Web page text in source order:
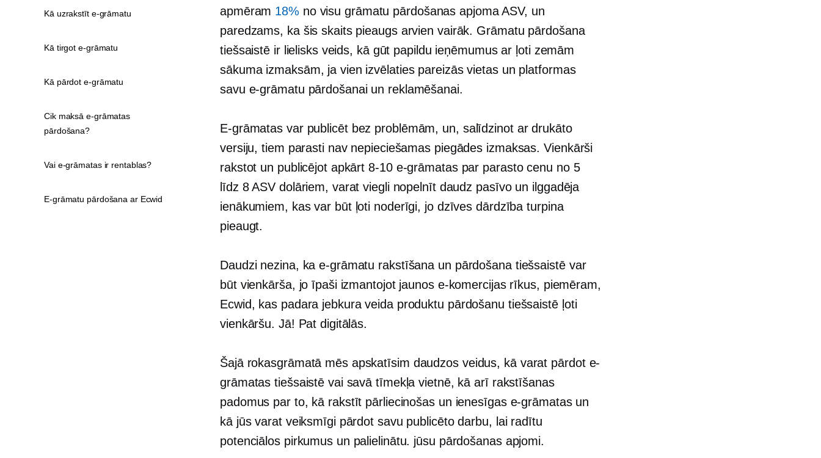
apmēram 18% no visu grāmatu pārdošanas apjoma ASV, un
paredzams, ka šis skaits pieaugs arvien vairāk. Grāmatu pārdošana
tiešsaistē ir lielisks veids, kā gūt papildu ieņēmumus ar ļoti zemām
sākuma izmaksām, ja vien izvēlaties pareizās vietas un platformas
savu e-grāmatu pārdošanai un reklamēšanai.
E-grāmatas var publicēt bez problēmām, un, salīdzinot ar drukāto
versiju, tiem parasti nav nepieciešamas piegādes izmaksas. Vienkārši
rakstot un publicējot apkārt 8-10e-grāmatas par parasto cenu no 5
līdz 8 ASV dolāriem, varat viegli nopelnīt daudz pasīvo un ilggadēja
ienākumiem, kas var būt ļoti noderīgi, jo dzīves dārdzība turpina
pieaugt.
Daudzi nezina, ka e-grāmatu rakstīšana un pārdošana tiešsaistē var
būt vienkārša, jo īpaši izmantojot jaunos e-komercijas rīkus, piemēram,
Ecwid, kas padara jebkura veida produktu pārdošanu tiešsaistē ļoti
vienkāršu. Jā! Pat digitālās.
Šajā rokasgrāmatā mēs apskatīsim daudzos veidus, kā varat pārdot e-
grāmatas tiešsaistē vai savā tīmekļa vietnē, kā arī rakstīšanas
padomus par to, kā rakstīt pārliecinošas un ienesīgas e-grāmatas un
kā jūs varat veiksmīgi pārdot savu publicēto darbu, lai radītu
potenciālos pirkumus un palielinātu. jūsu pārdošanas apjomi.
Kā uzrakstīt e-grāmatu
Kā tirgot e-grāmatu
Kā pārdot e-grāmatu
Cik maksā e-grāmatas
pārdošana?
Vai e-grāmatas ir rentablas?
E-grāmatu pārdošana ar Ecwid